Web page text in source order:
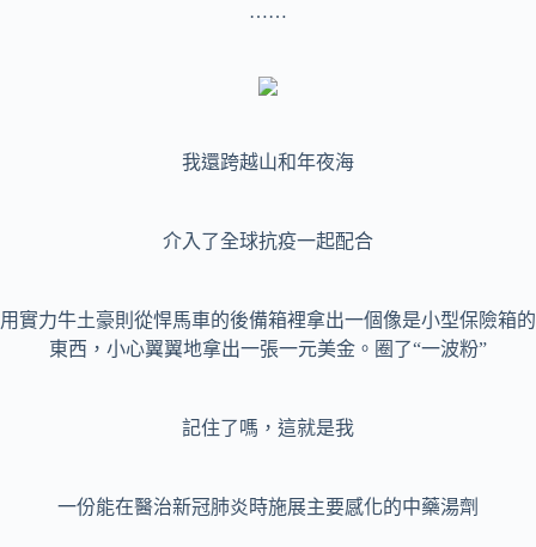
……
我還跨越山和年夜海
介入了全球抗疫一起配合
用實力牛土豪則從悍馬車的後備箱裡拿出一個像是小型保險箱的
東西，小心翼翼地拿出一張一元美金。圈了“一波粉”
記住了嗎，這就是我
一份能在醫治新冠肺炎時施展主要感化的中藥湯劑